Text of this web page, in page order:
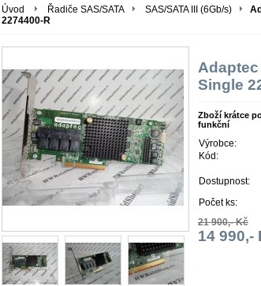
Úvod Řadiče SAS/SATA SAS/SATA III (6Gb/s)
2274400-R
Adaptec
Single
Zboží krátce
funkční
Výrobce:
Kód:
Dostupnost:
Počet ks:
21 900,- Kč
14 990,-